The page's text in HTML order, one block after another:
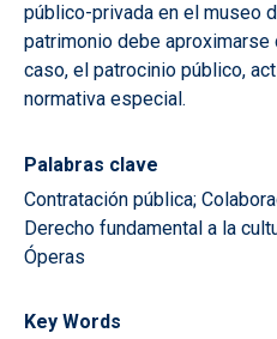
público-privada en el museo
patrimonio debe aproximarse
caso, el patrocinio público,
normativa especial.
Palabras clave
Contratación pública;
Derecho fundamental a la
Óperas
Key Words